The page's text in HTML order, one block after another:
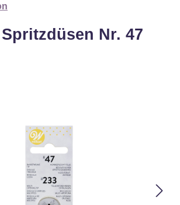
Nr. 47